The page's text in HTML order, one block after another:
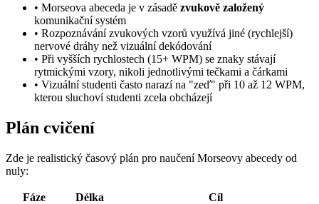
• Morseova abeceda je v zásadě zvukově založený
komunikační systém
• Rozpoznávání zvukových vzorů využívá jiné (rychlejší)
nervové dráhy než vizuální dekódování
• Při vyšších rychlostech (15+ WPM) se znaky stávají
rytmickými vzory, nikoli jednotlivými tečkami a čárkami
• Vizuální studenti často narazí na "zeď" při 10 až 12 WPM,
kterou sluchoví studenti zcela obcházejí
Plán cvičení
Zde je realistický časový plán pro naučení Morseovy abecedy od
nuly:
Fáze Délka
Cíl